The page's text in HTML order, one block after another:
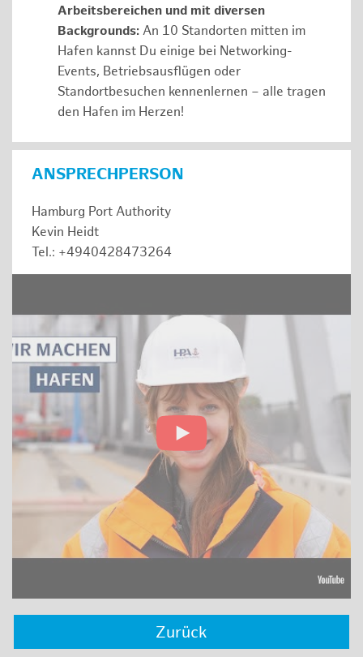
Arbeitsbereichen und mit diversen
Backgrounds: An 10 Standorten mitten im
Hafen kannst Du einige bei Networking-
Events, Betriebsausflügen oder
Standortbesuchen kennenlernen – alle tragen
den Hafen im Herzen!
ANSPRECHPERSON
Hamburg Port Authority
Kevin Heidt
Tel.: +4940428473264
Zurück